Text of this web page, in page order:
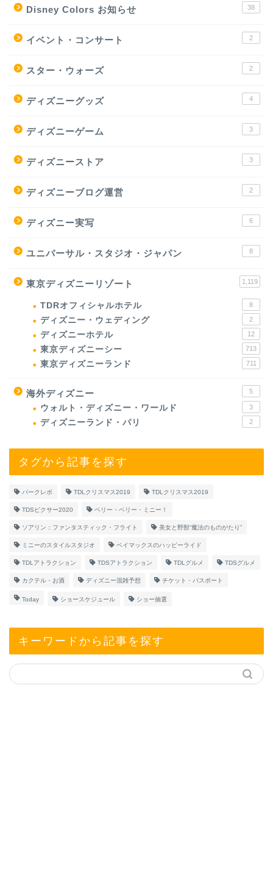
Disney Colors お知らせ 38
イベント・コンサート 2
スター・ウォーズ 2
ディズニーグッズ 4
ディズニーゲーム 3
ディズニーストア 3
ディズニーブログ運営 2
ディズニー実写 6
ユニバーサル・スタジオ・ジャパン 8
東京ディズニーリゾート 1,119
TDRオフィシャルホテル 8
ディズニー・ウェディング 2
ディズニーホテル 12
東京ディズニーシー 713
東京ディズニーランド 711
海外ディズニー 5
ウォルト・ディズニー・ワールド 3
ディズニーランド・パリ 2
タグから記事を探す
パークレポ TDLクリスマス2019 TDLクリスマス2019
TDSピクサー2020 ベリー・ベリー・ミニー！
ソアリン：ファンタスティック・フライト 美女と野獣“魔法のものがたり”
ミニーのスタイルスタジオ ベイマックスのハッピーライド
TDLアトラクション TDSアトラクション TDLグルメ TDSグルメ
カクテル・お酒 ディズニー混雑予想 チケット・パスポート
Today ショースケジュール ショー抽選
キーワードから記事を探す